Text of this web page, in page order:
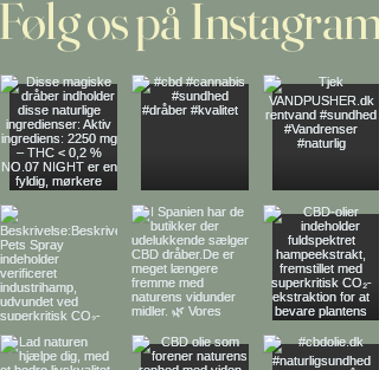
os på Instagram